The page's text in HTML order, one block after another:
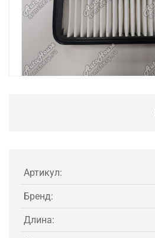
Артикул:
Бренд:
Длина: